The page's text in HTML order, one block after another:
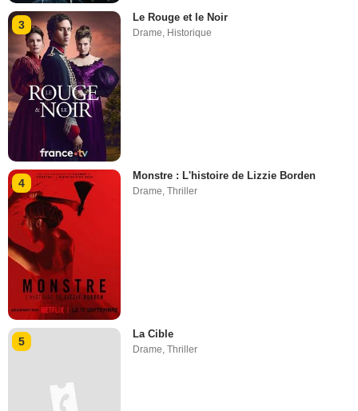
3
Le Rouge et le Noir
Drame Historique
4
Monstre : L'histoire de Lizzie Borden
Drame,Thriller
5
La Cible
Drame,Thriller